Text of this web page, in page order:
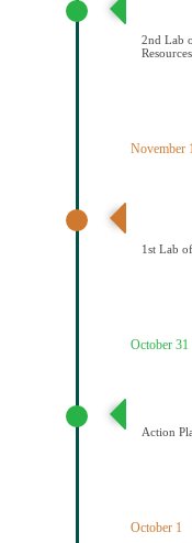
2nd Lab
November
1st Lab
October 31
Action
October 1